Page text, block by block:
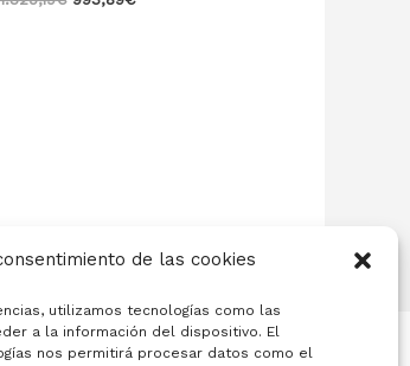
de las cookies
utilizamos tecnologías como las
a la información del dispositivo. El
nos permitirá procesar datos como el